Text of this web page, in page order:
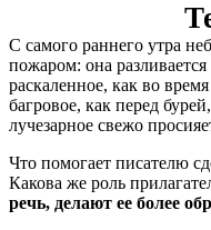
С самого раннего утра
пожаром: она
раскаленное, как во
багровое, как перед
лучезарное свежо
Что помогает писателю
Какова же роль
речь, делают ее более